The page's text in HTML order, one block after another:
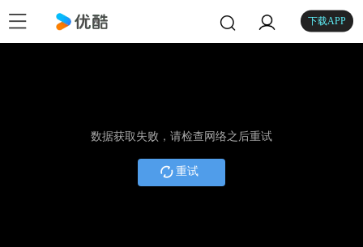
下载APP
数据获取失败，请检查网络之后重试
重试